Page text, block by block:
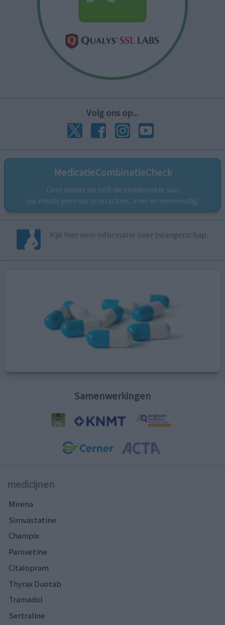
Volg ons op...
MedicatieCombinatieCheck
Controleer nu zelf de combinatie van
uw medicijnen op interacties, snel en eenvoudig.
Kijk hier voor informatie over zwangerschap.
Samenwerkingen
medicijnen
Mirena
Simvastatine
Champix
Paroxetine
Citalopram
Thyrax Duotab
Tramadol
Sertraline